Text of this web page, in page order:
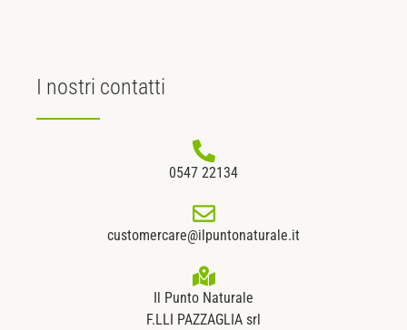
I nostri contatti
0547 22134
customercare@ilpuntonaturale.it
Il Punto Naturale
F.LLI PAZZAGLIA srl